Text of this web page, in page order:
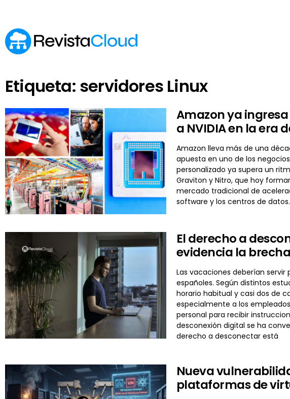
Etiqueta: servidores Linux
Amazon ya
a NVIDIA en la era
Amazon lleva más de una
apuesta en uno de los
personalizado ya supera un
Graviton y Nitro, que hoy
mercado tradicional de
software y los centros de
El derecho a
evidencia la brecha
Las vacaciones deberían
españoles. Según distintos
horario habitual y casi dos de
especialmente a los
personal para recibir
desconexión digital se ha
derecho a desconectar está
Nueva
plataformas de